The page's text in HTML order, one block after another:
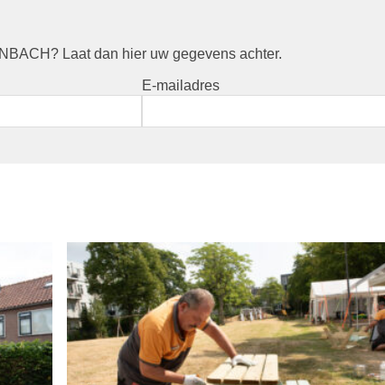
Laat dan hier uw gegevens achter.
E-mailadres